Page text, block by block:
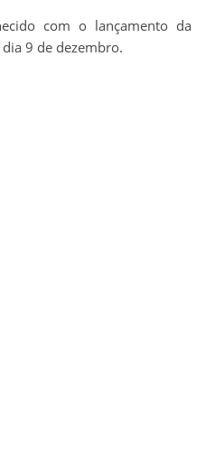
com o lançamento da
9 de dezembro.